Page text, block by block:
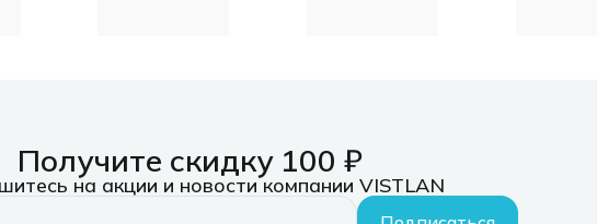
Получите скидку 100 ₽
на акции и новости компании VISTLAN